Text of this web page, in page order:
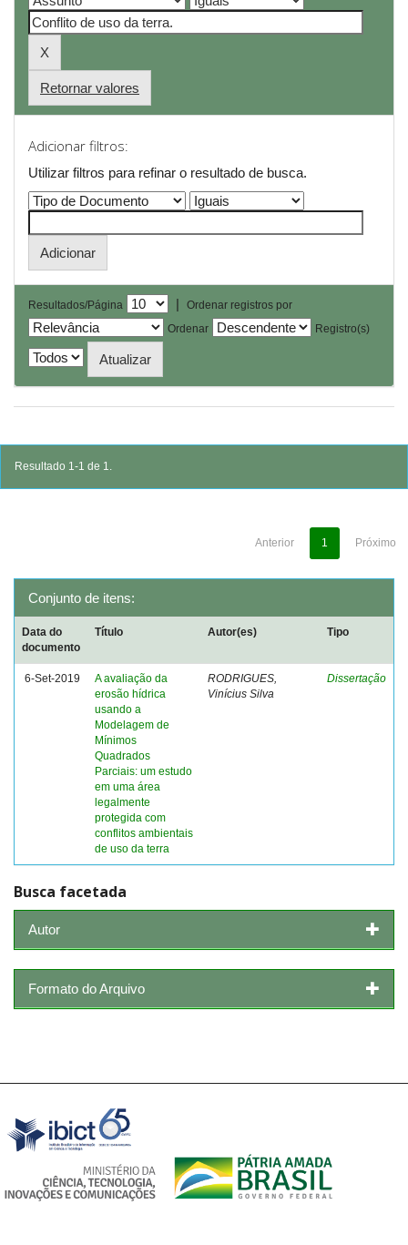
Retornar valores
Adicionar filtros:
Utilizar filtros para refinar o resultado de busca.
Resultados/Página |
Ordenar registros por
Ordenar
Registro(s)
Resultado 1-1 de 1.
Anterior 1 Próximo
Conjunto de itens:
Data do
documento
Título Autor(es) Tipo
6-Set-2019
A avaliação da
erosão hídrica
usando a
Modelagem de
Mínimos
Quadrados
Parciais: um estudo
em uma área
legalmente
protegida com
conflitos ambientais
de uso da terra
RODRIGUES,
Vinícius Silva
Dissertação
Busca facetada
Autor
Formato do Arquivo